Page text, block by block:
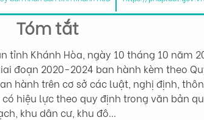
Tóm tắt
tỉnh Khánh Hòa, ngày 10 tháng 10 năm
đoạn 2020-2024 ban hành kèm theo
hành trên cơ sở các luật, nghị định,
hiệu lực theo quy định trong văn bản
khu dân cư, khu đô…